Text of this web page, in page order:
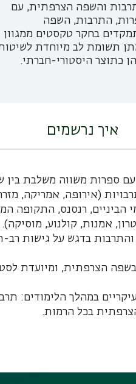
והשפה הצרפתית, עם
התרבות, השפה
בחקר טקסטים ממגוון
תשומת לב מיוחדת
כתוצר היסטורי-חברתי.
איך נרשמים
ספרות משווה משלבת בין
(אירופה, אמריקה,
רנסנס, התקופה
אמנות, קולנוע, מוסיקה).
בדגש על גישות רב-
הצרפתית, ומיועדת
במהלך הלימודים:
בכל הרמות.